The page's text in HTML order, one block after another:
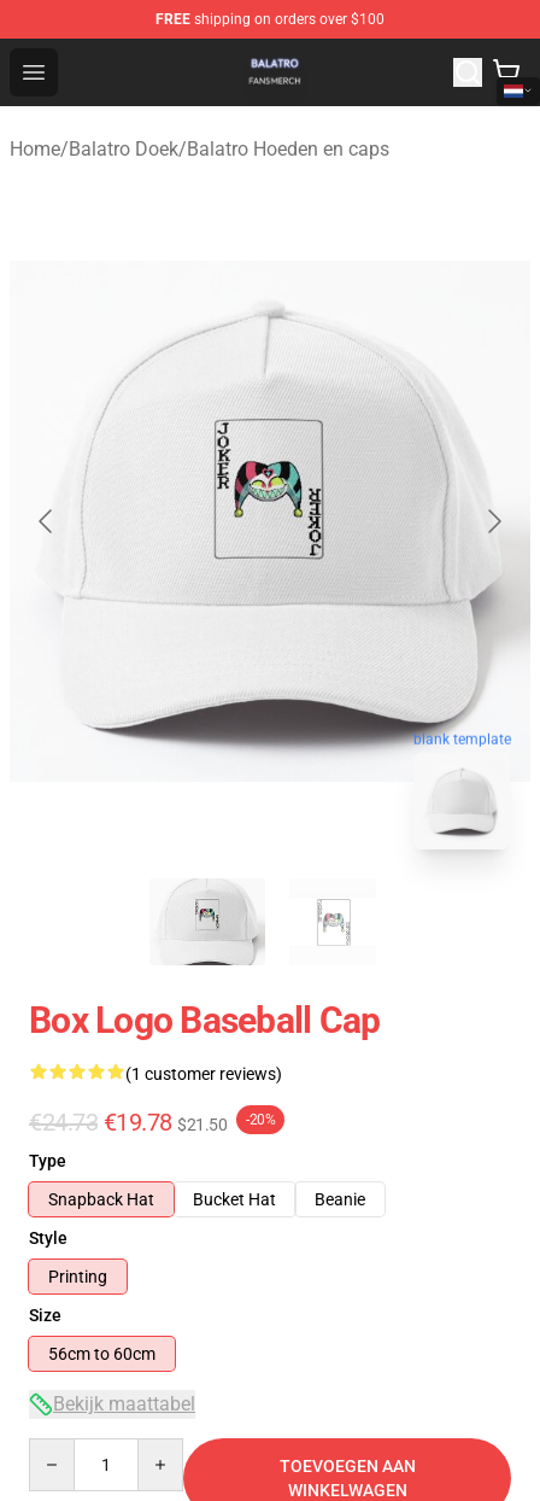
FREE shipping on orders over $100
Open menu
Balatro Shop - Official Balatro Merchandise Store
Home/Balatro Doek/Balatro Hoeden en caps
blank template
Box Logo Baseball Cap
(1 customer reviews)
€24.73 €19.78 $21.50 -20%
Type
Snapback Hat
Bucket Hat
Beanie
Style
Printing
Size
56cm to 60cm
Bekijk maattabel
TOEVOEGEN AAN
WINKELWAGEN